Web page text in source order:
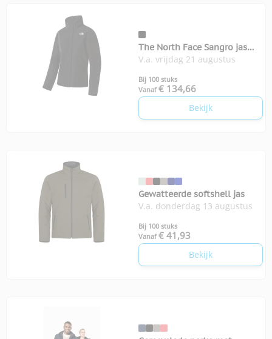
The North Face Sangro jas
dames
V.a. vrijdag 21 augustus
Bij 100 stuks
Vanaf € 134,66
Bekijk
Gewatteerde softshell jas
V.a. donderdag 13 augustus
Bij 100 stuks
Vanaf € 41,93
Bekijk